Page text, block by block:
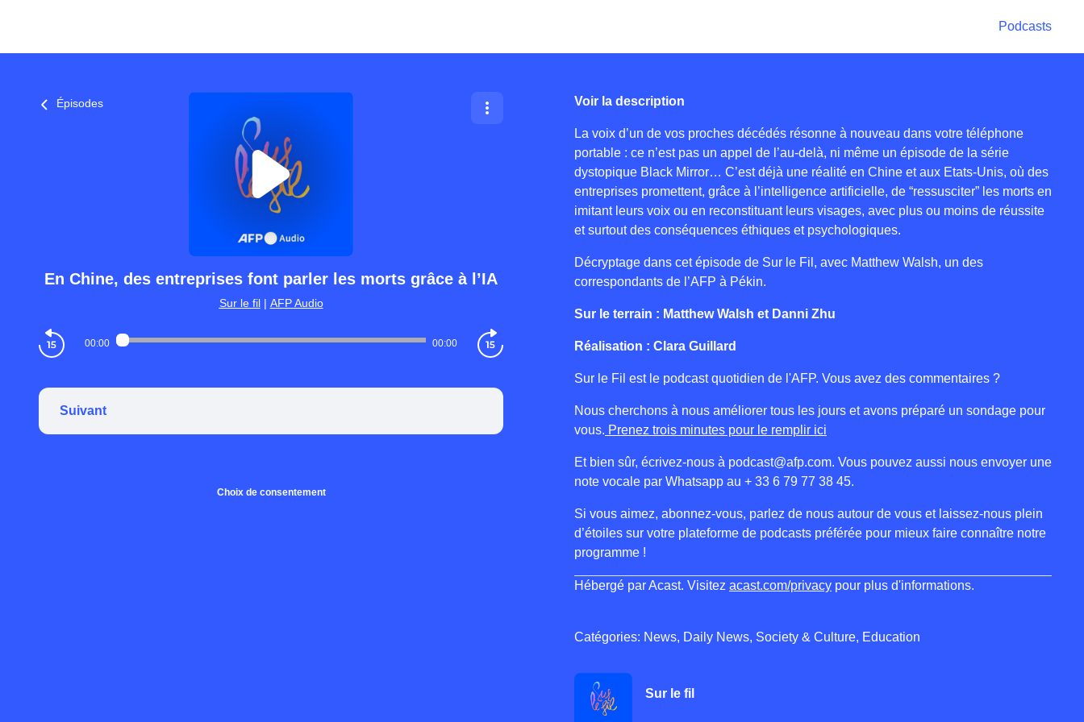
Podcasts
Épisodes
En Chine, des entreprises font parler les morts grâce à l’IA
Sur le fil | AFP Audio
00:00 00:00
Suivant
Choix de consentement
Voir la description
La voix d’un de vos proches décédés résonne à nouveau dans votre téléphone
portable : ce n’est pas un appel de l’au-delà, ni même un épisode de la série
dystopique Black Mirror… C’est déjà une réalité en Chine et aux Etats-Unis, où des
entreprises promettent, grâce à l’intelligence artificielle, de “ressusciter” les morts en
imitant leurs voix ou en reconstituant leurs visages, avec plus ou moins de réussite
et surtout des conséquences éthiques et psychologiques.
Décryptage dans cet épisode de Sur le Fil, avec Matthew Walsh, un des
correspondants de l’AFP à Pékin.
Sur le terrain : Matthew Walsh et Danni Zhu
Réalisation : Clara Guillard
Sur le Fil est le podcast quotidien de l'AFP. Vous avez des commentaires ?
Nous cherchons à nous améliorer tous les jours et avons préparé un sondage pour
vous. Prenez trois minutes pour le remplir ici
Et bien sûr, écrivez-nous à podcast@afp.com. Vous pouvez aussi nous envoyer une
note vocale par Whatsapp au + 33 6 79 77 38 45.
Si vous aimez, abonnez-vous, parlez de nous autour de vous et laissez-nous plein
d’étoiles sur votre plateforme de podcasts préférée pour mieux faire connaître notre
programme !
Hébergé par Acast. Visitez acast.com/privacy pour plus d'informations.
Catégories: News, Daily News, Society & Culture, Education
Sur le fil